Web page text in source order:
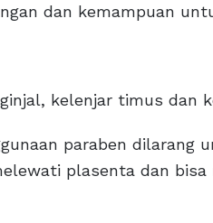
dan kemampuan
kelenjar timus dan
paraben dilarang
plasenta dan